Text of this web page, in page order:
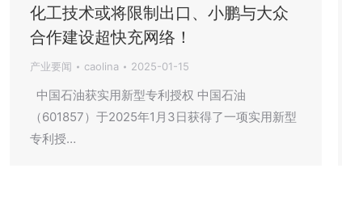
化工技术或将限制出口、小鹏与大众
合作建设超快充网络！
产业要闻 caolina 2025-01-15
中国石油获实用新型专利授权 中国石油
（601857）于2025年1月3日获得了一项实用新型
专利授…